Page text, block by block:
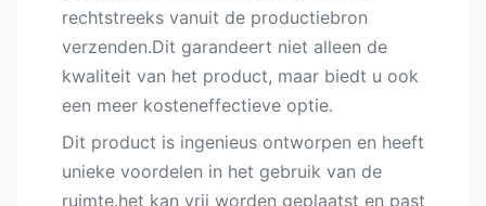
rechtstreeks vanuit de productiebron
verzenden.Dit garandeert niet alleen de
kwaliteit van het product, maar biedt u ook
een meer kosteneffectieve optie.
Dit product is ingenieus ontworpen en heeft
unieke voordelen in het gebruik van de
ruimte.het kan vrij worden geplaatst en past